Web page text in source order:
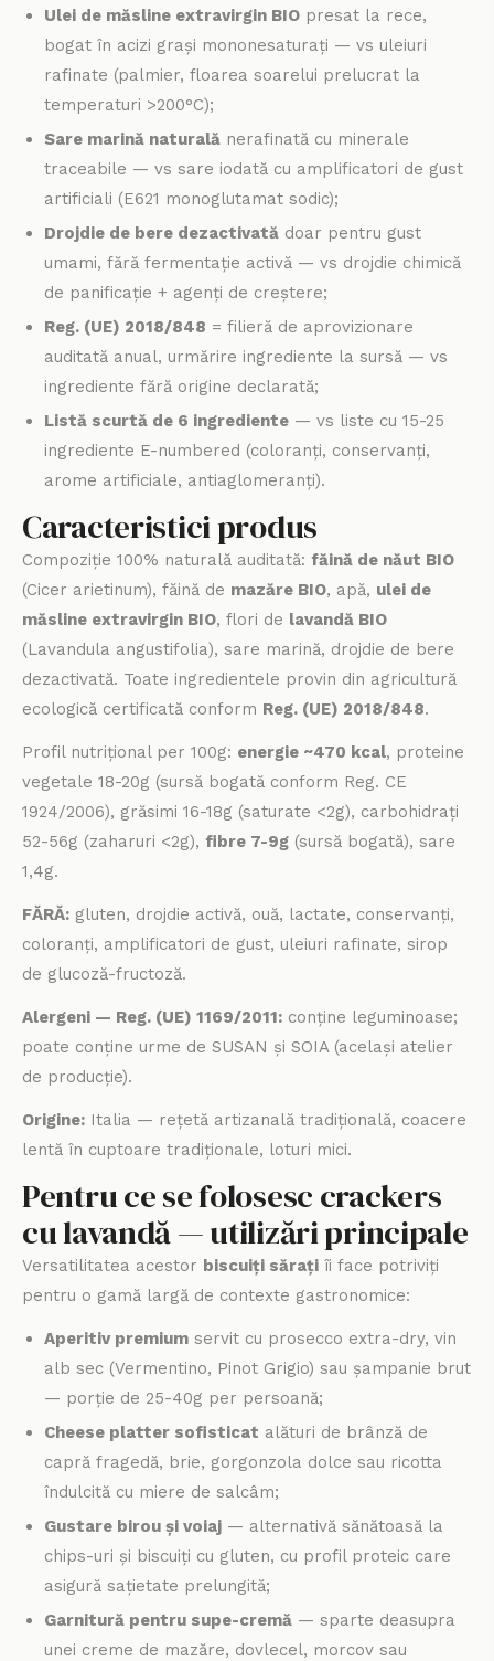
Ulei de măsline extravirgin BIO presat la rece,
bogat în acizi grași mononesaturați — vs uleiuri
rafinate (palmier, floarea soarelui prelucrat la
temperaturi >200°C);
Sare marină naturală nerafinată cu minerale
traceabile — vs sare iodată cu amplificatori de gust
artificiali (E621 monoglutamat sodic);
Drojdie de bere dezactivată doar pentru gust
umami, fără fermentație activă — vs drojdie chimică
de panificație + agenți de creștere;
Reg. (UE) 2018/848 = filieră de aprovizionare
auditată anual, urmărire ingrediente la sursă — vs
ingrediente fără origine declarată;
Listă scurtă de 6 ingrediente — vs liste cu 15-25
ingrediente E-numbered (coloranți, conservanți,
arome artificiale, antiaglomeranți).
Caracteristici produs
Compoziție 100% naturală auditată: făină de năut BIO
(Cicer arietinum), făină de mazăre BIO, apă, ulei de
măsline extravirgin BIO, flori de lavandă BIO
(Lavandula angustifolia), sare marină, drojdie de bere
dezactivată. Toate ingredientele provin din agricultură
ecologică certificată conform Reg. (UE) 2018/848.
Profil nutrițional per 100g: energie ~470 kcal, proteine
vegetale 18-20g (sursă bogată conform Reg. CE
1924/2006), grăsimi 16-18g (saturate <2g), carbohidrați
52-56g (zaharuri <2g), fibre 7-9g (sursă bogată), sare
1,4g.
FĂRĂ: gluten, drojdie activă, ouă, lactate, conservanți,
coloranți, amplificatori de gust, uleiuri rafinate, sirop
de glucoză-fructoză.
Alergeni — Reg. (UE) 1169/2011: conține leguminoase;
poate conține urme de SUSAN și SOIA (același atelier
de producție).
Origine: Italia — rețetă artizanală tradițională, coacere
lentă în cuptoare tradiționale, loturi mici.
Pentru ce se folosesc crackers
cu lavandă — utilizări principale
Versatilitatea acestor biscuiți sărați îi face potriviți
pentru o gamă largă de contexte gastronomice:
Aperitiv premium servit cu prosecco extra-dry, vin
alb sec (Vermentino, Pinot Grigio) sau șampanie brut
— porție de 25-40g per persoană;
Cheese platter sofisticat alături de brânză de
capră fragedă, brie, gorgonzola dolce sau ricotta
îndulcită cu miere de salcâm;
Gustare birou și voiaj — alternativă sănătoasă la
chips-uri și biscuiți cu gluten, cu profil proteic care
asigură sațietate prelungită;
Garnitură pentru supe-cremă — sparte deasupra
unei creme de mazăre, dovlecel, morcov sau